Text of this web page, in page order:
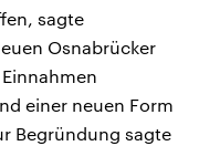
sagte
Osnabrücker
einer neuen Form
Begründung sagte